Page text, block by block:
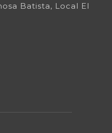
Batista, Local El